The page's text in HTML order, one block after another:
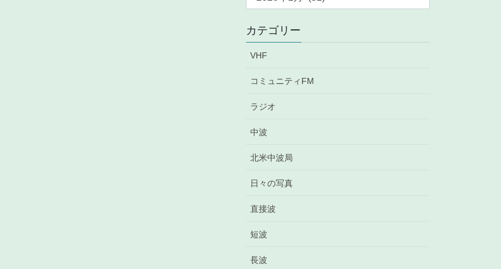
イ
ブ
カテゴリー
VHF
コミュニティFM
ラジオ
中波
北米中波局
日々の写真
直接波
短波
長波